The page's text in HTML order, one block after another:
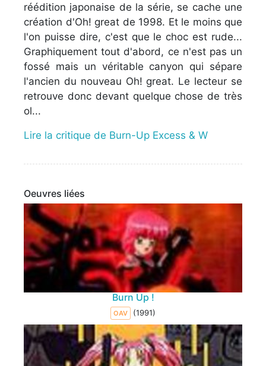
réédition japonaise de la série, se cache une
création d'Oh! great de 1998. Et le moins que
l'on puisse dire, c'est que le choc est rude...
Graphiquement tout d'abord, ce n'est pas un
fossé mais un véritable canyon qui sépare
l'ancien du nouveau Oh! great. Le lecteur se
retrouve donc devant quelque chose de très
ol...
Lire la critique de Burn-Up Excess & W
Oeuvres liées
Burn Up !
OAV (1991)